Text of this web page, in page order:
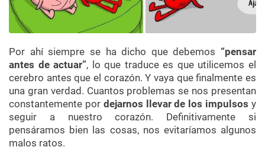
Por ahí siempre se ha dicho que debemos “pensar
antes de actuar”, lo que traduce es que utilicemos el
cerebro antes que el corazón. Y vaya que finalmente es
una gran verdad. Cuantos problemas se nos presentan
constantemente por dejarnos llevar de los impulsos y
seguir a nuestro corazón. Definitivamente si
pensáramos bien las cosas, nos evitaríamos algunos
malos ratos.